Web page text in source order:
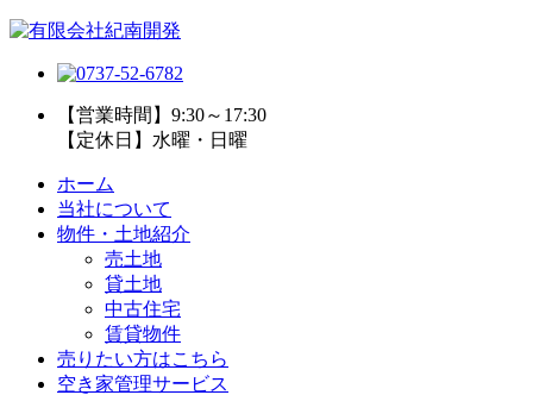
【営業時間】9:30～17:30
【定休日】水曜・日曜
ホーム
当社について
物件・土地紹介
売土地
貸土地
中古住宅
賃貸物件
売りたい方はこちら
空き家管理サービス